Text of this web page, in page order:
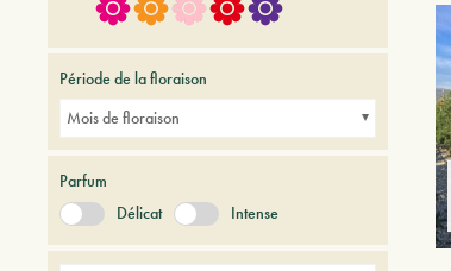
Période de la floraison
Mois de floraison
Parfum
Délicat
Intense